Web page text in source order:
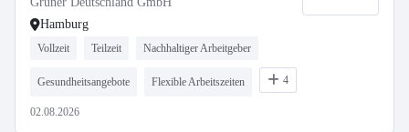
Hamburg
Vollzeit Teilzeit Nachhaltiger Arbeitgeber
Gesundheitsangebote Flexible Arbeitszeiten 4
02.08.2026